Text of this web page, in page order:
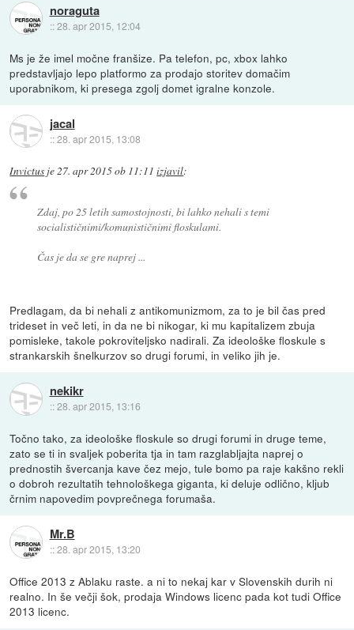
noraguta
::28. apr 2015, 12:04
Ms je že imel močne franšize. Pa telefon, pc, xbox lahko
predstavljajo lepo platformo za prodajo storitev domačim
uporabnikom, ki presega zgolj domet igralne konzole.
jacal
::28. apr 2015, 13:08
Invictus je 27. apr 2015 ob 11:11 izjavil:
Zdaj, po 25 letih samostojnosti, bi lahko nehali s temi
socialističnimi/komunističnimi floskulami.
Čas je da se gre naprej ...
Predlagam, da bi nehali z antikomunizmom, za to je bil čas pred
trideset in več leti, in da ne bi nikogar, ki mu kapitalizem zbuja
pomisleke, takole pokroviteljsko nadirali. Za ideološke floskule s
strankarskih šnelkurzov so drugi forumi, in veliko jih je.
nekikr
::28. apr 2015, 13:16
Točno tako, za ideološke floskule so drugi forumi in druge teme,
zato se ti in svaljek poberita tja in tam razglabljajta naprej o
prednostih švercanja kave čez mejo, tule bomo pa raje kakšno rekli
o dobroh rezultatih tehnološkega giganta, ki deluje odlično, kljub
črnim napovedim povprečnega forumaša.
Mr.B
::28. apr 2015, 13:20
Office 2013 z Ablaku raste. a ni to nekaj kar v Slovenskih durih ni
realno. In še večji šok, prodaja Windows licenc pada kot tudi Office
2013 licenc.